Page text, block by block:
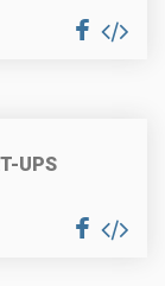
UPS